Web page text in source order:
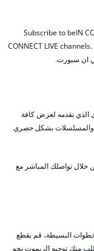
Subscribe to beIN
CONNECT LIVE
الذي نقدمه لعرض كافة
والمسلسلات بشكل حصري
خلال تواصلك المباشر مع
بي إن سبورت 2021 عبر هذه الخطوات البسيطة، قم بقطع
منك توجيه الريموت نحو